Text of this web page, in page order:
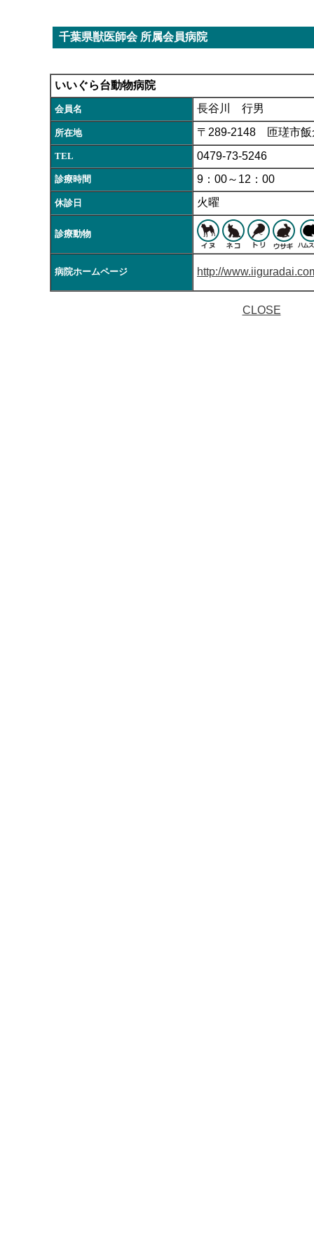
千葉県獣医師会 所属会員病院
いいぐら台動物病院
会員名 長谷川 行男
所在地 〒289-2148 匝瑳市飯
TEL 0479-73-5246
診療時間 9：00～12：00
休診日 火曜
診療動物
病院ホームページ http://
CLOSE